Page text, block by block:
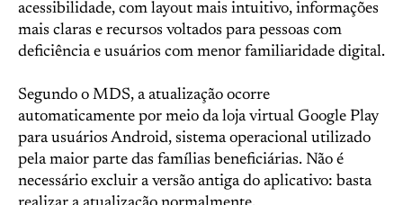
acessibilidade, com layout mais intuitivo, informações
mais claras e recursos voltados para pessoas com
deficiência e usuários com menor familiaridade digital.
Segundo o MDS, a atualização ocorre
automaticamente por meio da loja virtual Google Play
para usuários Android, sistema operacional utilizado
pela maior parte das famílias beneficiárias. Não é
necessário excluir a versão antiga do aplicativo: basta